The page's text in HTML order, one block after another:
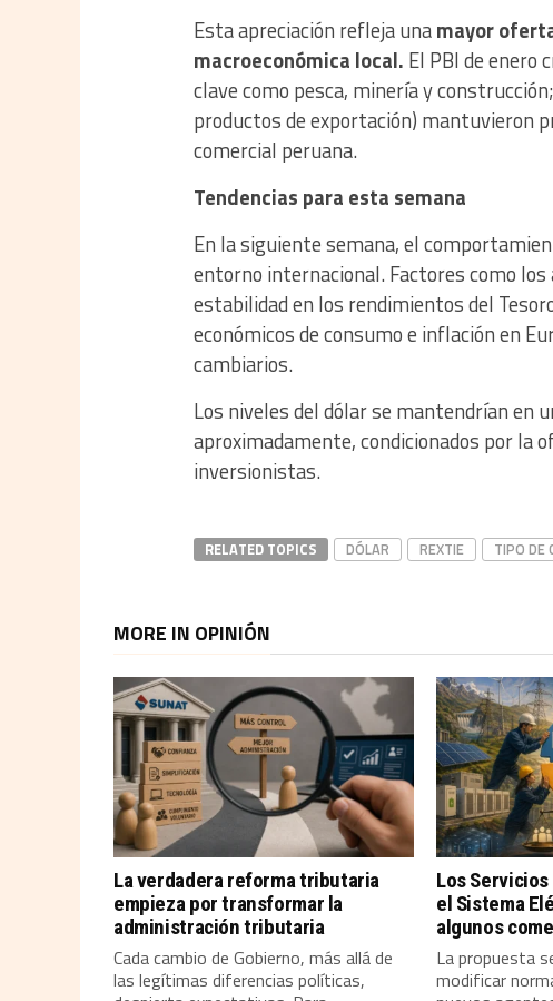
Esta apreciación refleja unamayor
macroeconómica local. El PBI de enero
clave como pesca, minería y
productos de exportación) mantuvieron
comercial peruana.
Tendencias para esta semana
En la siguiente semana, el
entorno internacional. Factores como
estabilidad en los rendimientos del
económicos de consumo e inflación en
cambiarios.
Los niveles del dólar se mantendrían en
aproximadamente, condicionados por la
inversionistas.
RELATED TOPICS DÓLAR REXTIE TIPO DE
MORE IN OPINIÓN
La verdadera reforma tributaria
empieza por transformar la
administración tributaria
Cada cambio de Gobierno, más allá de
las legítimas diferencias políticas,
Los
el Sistema
algunos
La propuesta
modificar